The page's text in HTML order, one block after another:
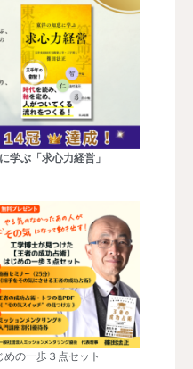
学ぶ「求心力経営」
めの一歩３点セット